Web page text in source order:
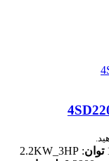
توان: 2.2KW_3HP